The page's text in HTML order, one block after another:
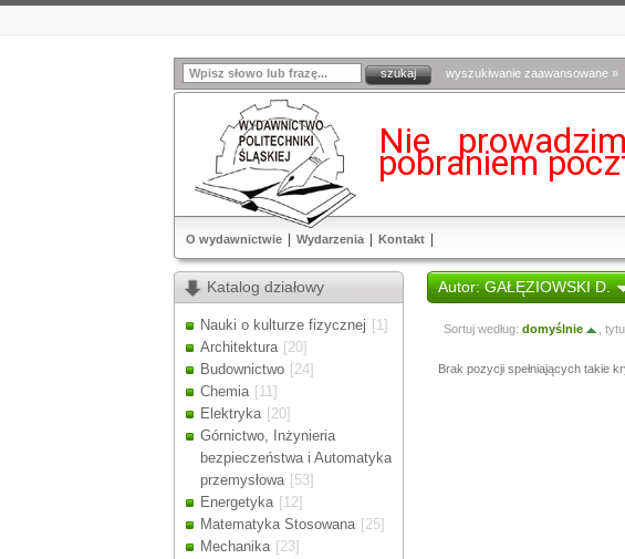
wyszukiwanie zaawansowane »
Nie
pobraniem
Drodzy Klienci!
O wydawnictwie Wydarzenia Kontakt
Katalog działowy
Nauki o kulturze fizycznej [1]
Architektura [20]
Budownictwo [24]
Chemia [11]
Elektryka [20]
Górnictwo, Inżynieria
bezpieczeństwa i Automatyka
przemysłowa [53]
Energetyka [12]
Matematyka Stosowana [25]
Mechanika [23]
Autor: GAŁĘZIOWSKI D.
Sortuj według: domyślnie
Brak pozycji spełniających takie